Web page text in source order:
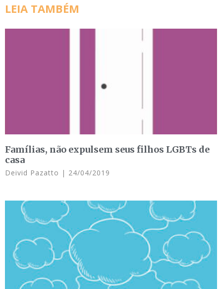
LEIA TAMBÉM
Famílias, não expulsem seus filhos LGBTs de
casa
Deivid Pazatto 24/04/2019